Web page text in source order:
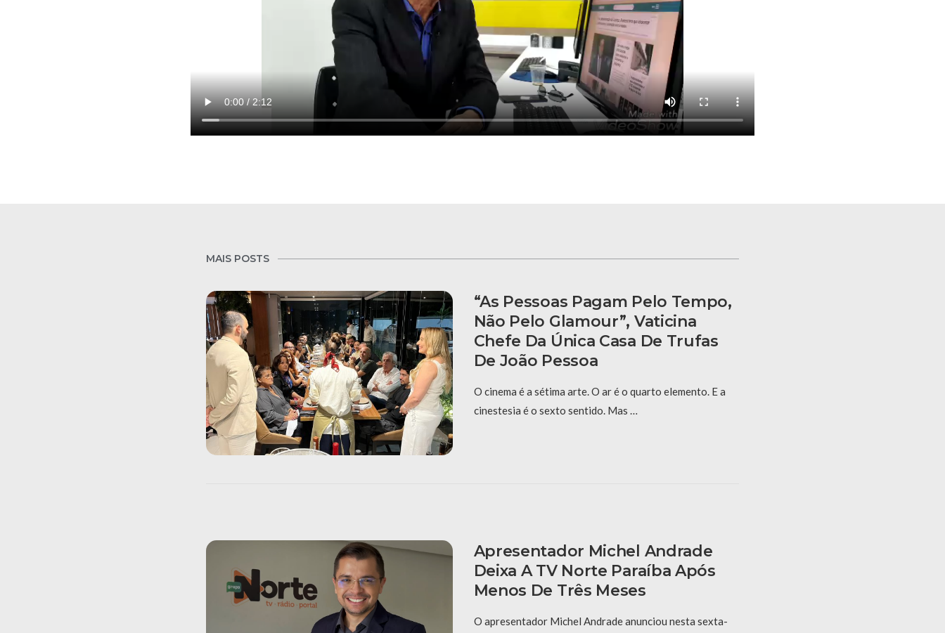
MAIS POSTS
“As Pessoas Pagam Pelo Tempo,
Não Pelo Glamour”, Vaticina
Chefe Da Única Casa De Trufas
De João Pessoa
O cinema é a sétima arte. O ar é o quarto elemento. E a
cinestesia é o sexto sentido. Mas …
Apresentador Michel Andrade
Deixa A TV Norte Paraíba Após
Menos De Três Meses
O apresentador Michel Andrade anunciou nesta sexta-